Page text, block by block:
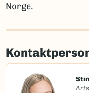
Norge.